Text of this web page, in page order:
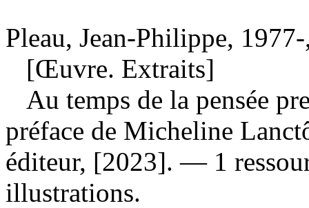
Pleau, Jean-Philippe,
[Œuvre. Extraits]
Au temps de la pensée
préface de Micheline
éditeur, [2023]. — 1
illustrations.